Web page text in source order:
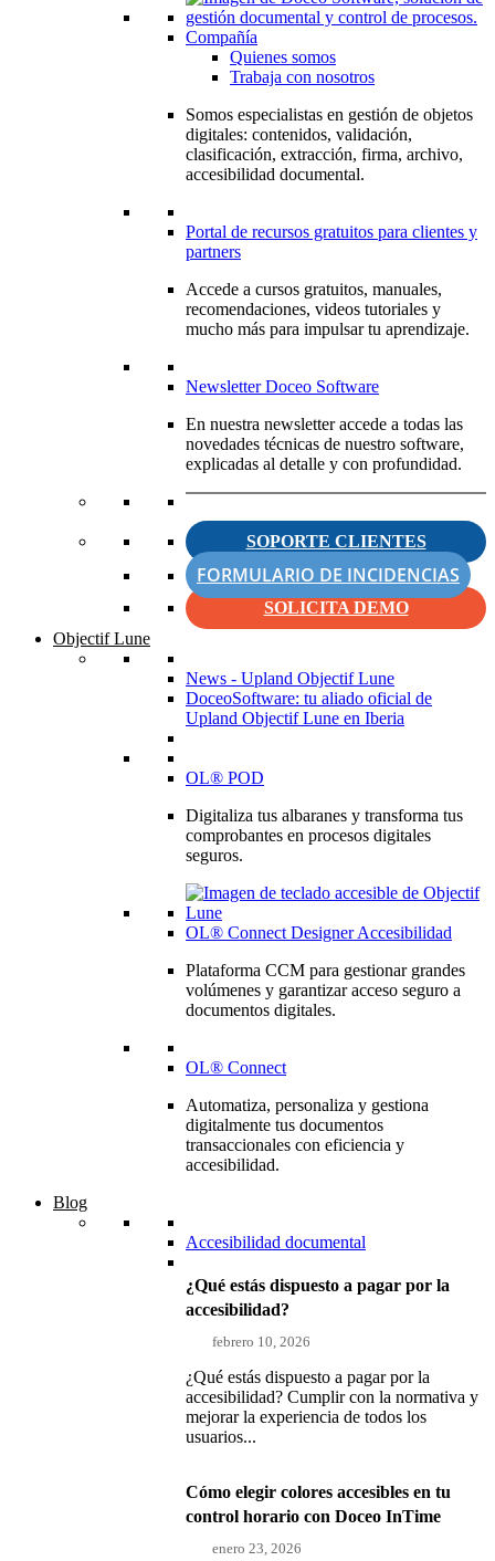
Compañía
Quienes somos
Trabaja con nosotros
Somos especialistas en gestión de objetos
digitales: contenidos, validación,
clasificación, extracción, firma, archivo,
accesibilidad documental.
Portal de recursos gratuitos para clientes y
partners
Accede a cursos gratuitos, manuales,
recomendaciones, videos tutoriales y
mucho más para impulsar tu aprendizaje.
Newsletter Doceo Software
En nuestra newsletter accede a todas las
novedades técnicas de nuestro software,
explicadas al detalle y con profundidad.
SOPORTE CLIENTES
FORMULARIO DE INCIDENCIAS
SOLICITA DEMO
Objectif Lune
News - Upland Objectif Lune
DoceoSoftware: tu aliado oficial de
Upland Objectif Lune en Iberia
OL® POD
Digitaliza tus albaranes y transforma tus
comprobantes en procesos digitales
seguros.
OL® Connect Designer Accesibilidad
Plataforma CCM para gestionar grandes
volúmenes y garantizar acceso seguro a
documentos digitales.
OL® Connect
Automatiza, personaliza y gestiona
digitalmente tus documentos
transaccionales con eficiencia y
accesibilidad.
Blog
Accesibilidad documental
¿Qué estás dispuesto a pagar por la
accesibilidad?
febrero 10, 2026
¿Qué estás dispuesto a pagar por la
accesibilidad? Cumplir con la normativa y
mejorar la experiencia de todos los
usuarios...
Cómo elegir colores accesibles en tu
control horario con Doceo InTime
enero 23, 2026